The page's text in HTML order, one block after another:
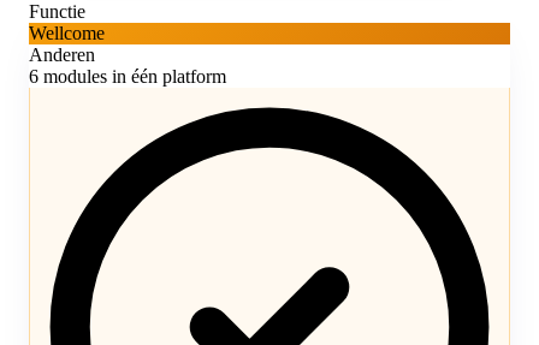
Functie
Wellcome
Anderen
6 modules in één platform